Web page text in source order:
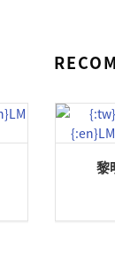
黎